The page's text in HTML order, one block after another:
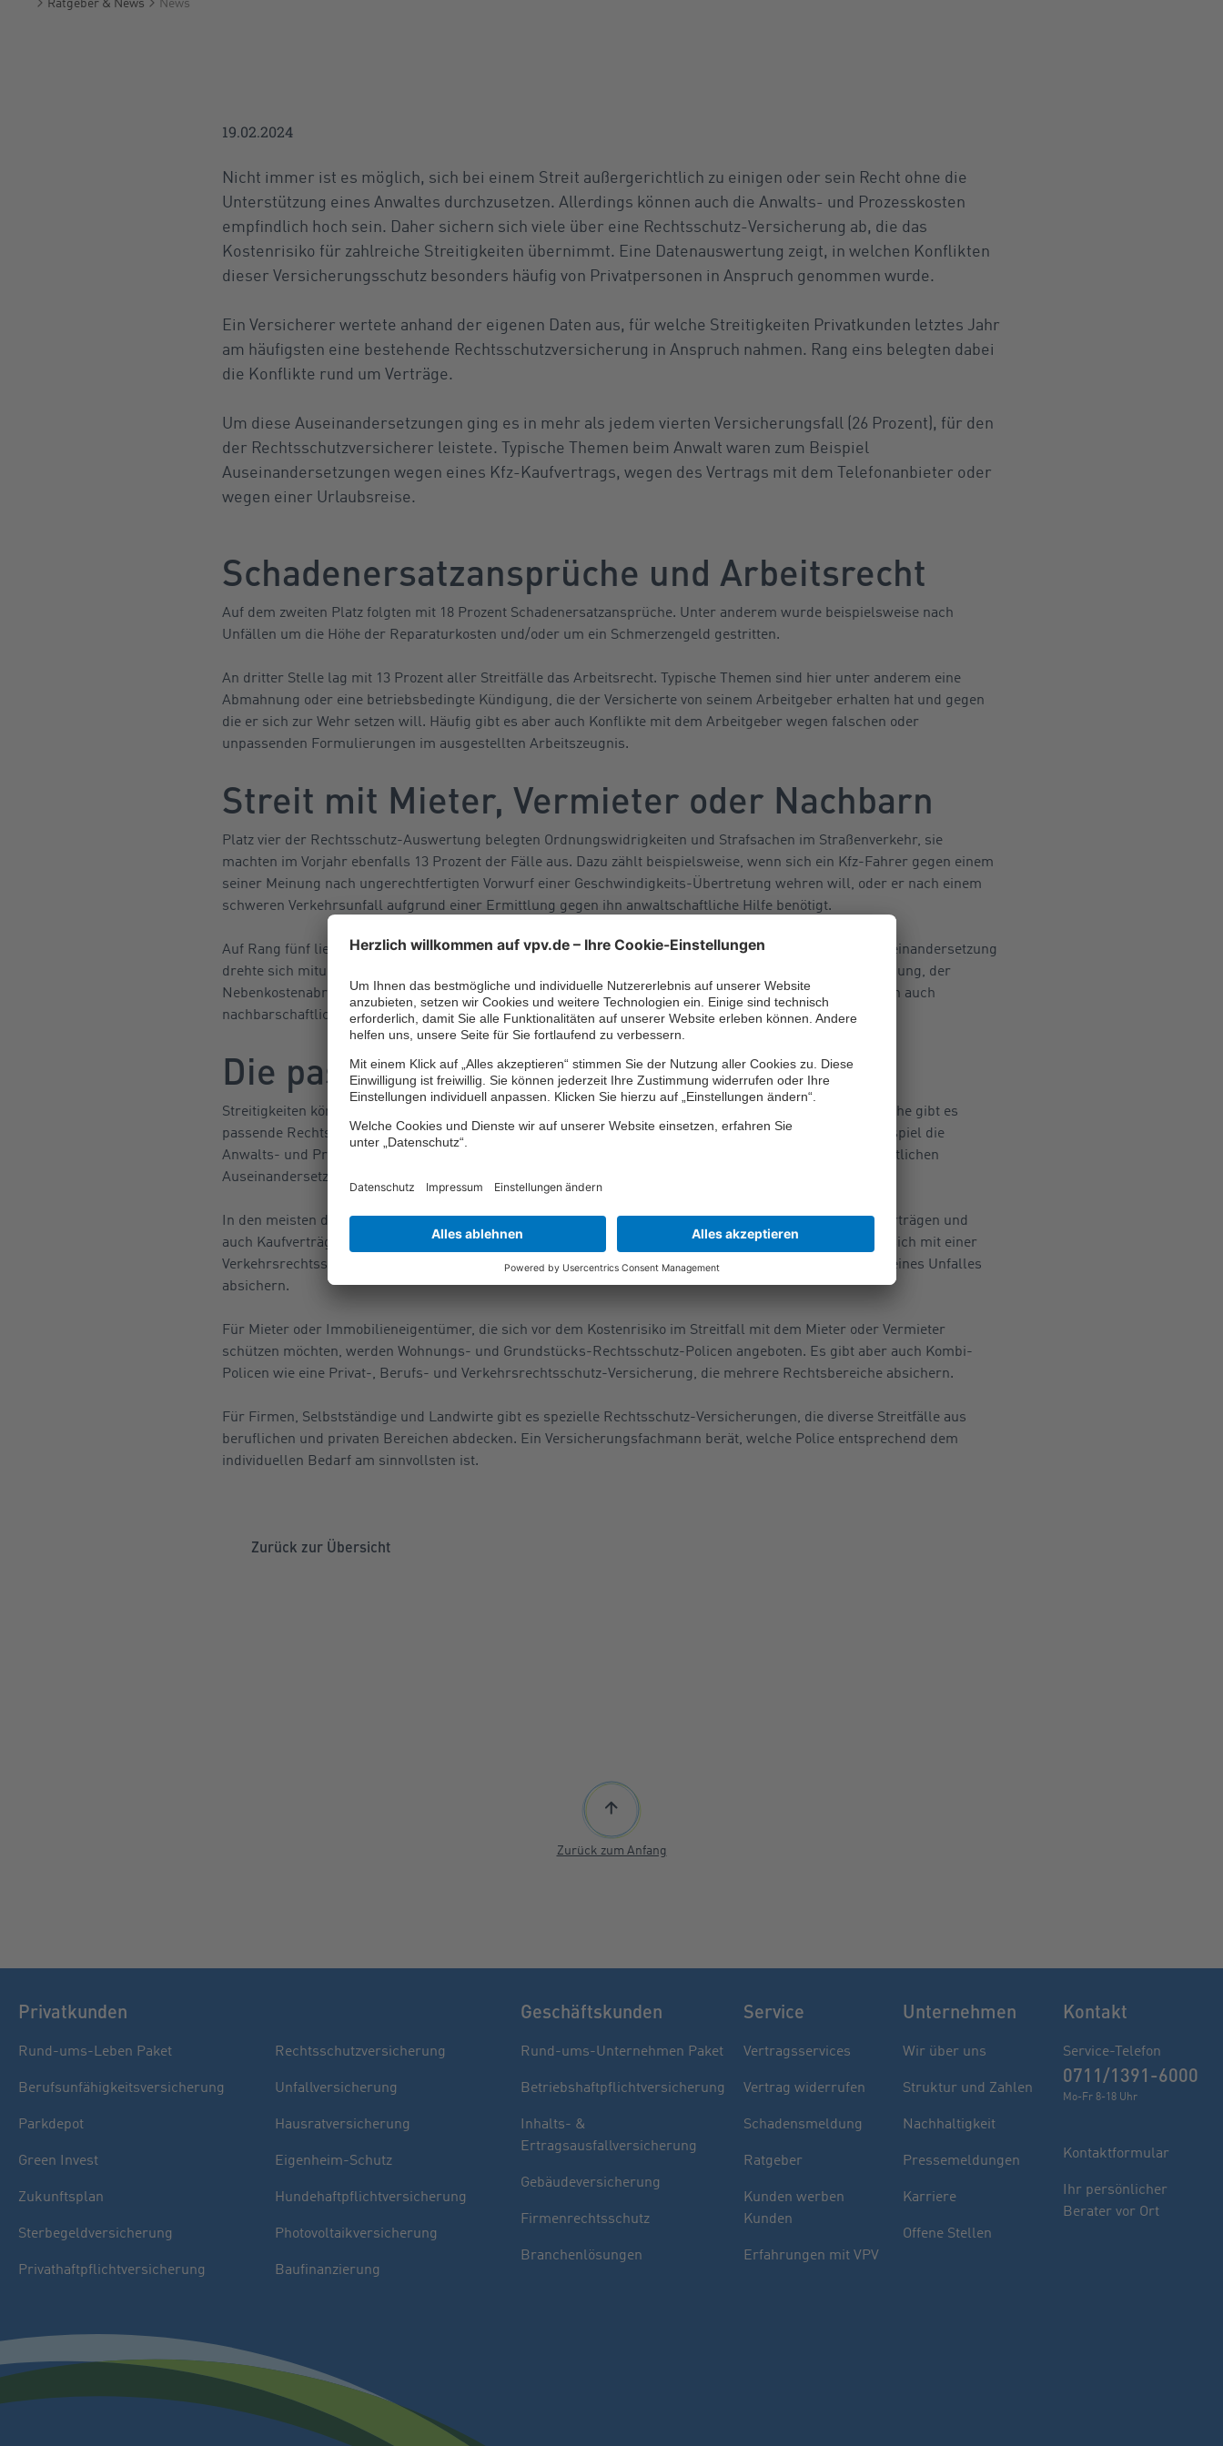
Finden Sie Ihren Berater
Sie haben noch Fragen oder möchten sich
indivuell beraten lassen.
19.02.2024
Nicht immer ist es möglich, sich bei einem Streit außergerichtlich zu einigen oder sein Recht ohne die
Unterstützung eines Anwaltes durchzusetzen. Allerdings können auch die Anwalts- und Prozesskosten
empfindlich hoch sein. Daher sichern sich viele über eine Rechtsschutz-Versicherung ab, die das
Kostenrisiko für zahlreiche Streitigkeiten übernimmt. Eine Datenauswertung zeigt, in welchen Konflikten
dieser Versicherungsschutz besonders häufig von Privatpersonen in Anspruch genommen wurde.
Ein Versicherer wertete anhand der eigenen Daten aus, für welche Streitigkeiten Privatkunden letztes Jahr
am häufigsten eine bestehende Rechtsschutzversicherung in Anspruch nahmen. Rang eins belegten dabei
die Konflikte rund um Verträge.
Um diese Auseinandersetzungen ging es in mehr als jedem vierten Versicherungsfall (26 Prozent), für den
der Rechtsschutzversicherer leistete. Typische Themen beim Anwalt waren zum Beispiel
Auseinandersetzungen wegen eines Kfz-Kaufvertrags, wegen des Vertrags mit dem Telefonanbieter oder
wegen einer Urlaubsreise.
Schadenersatzansprüche und Arbeitsrecht
Auf dem zweiten Platz folgten mit 18 Prozent Schadenersatzansprüche. Unter anderem wurde beispielsweise nach
Unfällen um die Höhe der Reparaturkosten und/oder um ein Schmerzengeld gestritten.
An dritter Stelle lag mit 13 Prozent aller Streitfälle das Arbeitsrecht. Typische Themen sind hier unter anderem eine
Abmahnung oder eine betriebsbedingte Kündigung, die der Versicherte von seinem Arbeitgeber erhalten hat und gegen
die er sich zur Wehr setzen will. Häufig gibt es aber auch Konflikte mit dem Arbeitgeber wegen falschen oder
unpassenden Formulierungen im ausgestellten Arbeitszeugnis.
Streit mit Mieter, Vermieter oder Nachbarn
Platz vier der Rechtsschutz-Auswertung belegten Ordnungswidrigkeiten und Strafsachen im Straßenverkehr, sie
machten im Vorjahr ebenfalls 13 Prozent der Fälle aus. Dazu zählt beispielsweise, wenn sich ein Kfz-Fahrer gegen einem
seiner Meinung nach ungerechtfertigten Vorwurf einer Geschwindigkeits-Übertretung wehren will, oder er nach einem
schweren Verkehrsunfall aufgrund einer Ermittlung gegen ihn anwaltschaftliche Hilfe benötigt.
Auf Rang fünf liegen Konflikte rund um die eigene oder gemietete Immobilie. Jede zehnte juristische Auseinandersetzung
drehte sich mitunter um Konflikte zwischen Mieter und Vermieter, zum Beispiel aufgrund einer Mieterhöhung, der
Nebenkostenabrechnung oder weil es Schimmel in der Wohnung gab. Zu den Immobilienkonflikten zählen auch
nachbarschaftliche Streitigkeiten wegen Hecken oder Bäumen, die über die Grundstücksgrenze ragen.
Die passende Rechtsschutzpolice
Streitigkeiten können in den verschiedensten Lebensbereichen vorkommen. Für die meisten Rechtsbereiche gibt es
passende Rechtsschutz-Policen. Eine Privat- und Berufsrechtsschutz-Versicherung übernimmt zum Beispiel die
Anwalts- und Prozesskosten für zahlreiche Fälle, wenn es im privaten oder beruflichen Bereich zu gerichtlichen
Auseinandersetzungen kommt.
In den meisten dieser Policen sind auch Streitigkeiten im Rahmen von Verbraucherverträgen wie Reiseverträgen und
auch Kaufverträgen von Möbeln oder Elektrogeräten mit abgesichert. Kfz-Halter und Kfz-Fahrer können sich mit einer
Verkehrsrechtsschutz-Versicherung bei Ärger rund um das Kfz und für Rechtsstreitigkeiten im Rahmen eines Unfalles
absichern.
Für Mieter oder Immobilieneigentümer, die sich vor dem Kostenrisiko im Streitfall mit dem Mieter oder Vermieter
schützen möchten, werden Wohnungs- und Grundstücks-Rechtsschutz-Policen angeboten. Es gibt aber auch Kombi-
Policen wie eine Privat-, Berufs- und Verkehrsrechtsschutz-Versicherung, die mehrere Rechtsbereiche absichern.
Für Firmen, Selbstständige und Landwirte gibt es spezielle Rechtsschutz-Versicherungen, die diverse Streitfälle aus
beruflichen und privaten Bereichen abdecken. Ein Versicherungsfachmann berät, welche Police entsprechend dem
individuellen Bedarf am sinnvollsten ist.
Zurück zur Übersicht
Zurück zum Anfang
Privatkunden
Rund-ums-Leben Paket
Berufsunfähigkeitsversicherung
Parkdepot
Green Invest
Zukunftsplan
Sterbegeldversicherung
Privathaftpflichtversicherung
Rechtsschutzversicherung
Unfallversicherung
Hausratversicherung
Eigenheim-Schutz
Hundehaftpflichtversicherung
Photovoltaikversicherung
Baufinanzierung
Geschäftskunden
Rund-ums-Unternehmen Paket
Betriebshaftpflichtversicherung
Inhalts- &
Ertragsausfallversicherung
Gebäudeversicherung
Firmenrechtsschutz
Branchenlösungen
Service
Vertragsservices
Vertrag widerrufen
Schadensmeldung
Ratgeber
Kunden werben
Kunden
Erfahrungen mit VPV
Unternehmen
Wir über uns
Struktur und Zahlen
Nachhaltigkeit
Pressemeldungen
Karriere
Offene Stellen
Kontakt
Service-Telefon
0711/1391-6000
Mo-Fr 8-18 Uhr
Kontaktformular
Ihr persönlicher
Berater vor Ort